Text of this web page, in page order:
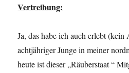
Vertreibung:
Ja, das habe ich auch erlebt (kein
achtjähriger Junge in meiner
heute ist dieser „Räuberstaat “